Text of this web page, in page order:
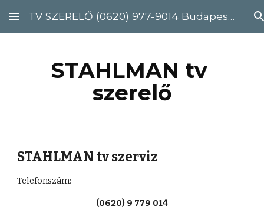
Skip to main content Skip to navigation
TV SZERELŐ (0620) 977-9014 Budapest, Pest megye
STAHLMAN tv
szerelő
STAHLMAN tv szerviz
Telefonszám:
(0620) 9 779 014